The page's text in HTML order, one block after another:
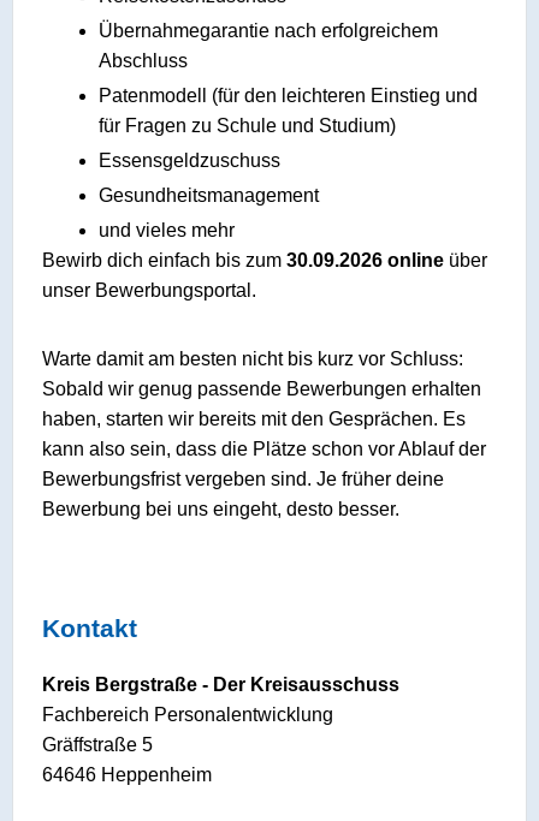
Übernahmegarantie nach erfolgreichem
Abschluss
Patenmodell (für den leichteren Einstieg und
für Fragen zu Schule und Studium)
Essensgeldzuschuss
Gesundheitsmanagement
und vieles mehr
Bewirb dich einfach bis zum 30.09.2026 online über
unser Bewerbungsportal.
Warte damit am besten nicht bis kurz vor Schluss:
Sobald wir genug passende Bewerbungen erhalten
haben, starten wir bereits mit den Gesprächen. Es
kann also sein, dass die Plätze schon vor Ablauf der
Bewerbungsfrist vergeben sind. Je früher deine
Bewerbung bei uns eingeht, desto besser.
Kontakt
Kreis Bergstraße - Der Kreisausschuss
Fachbereich Personalentwicklung
Gräffstraße 5
64646 Heppenheim